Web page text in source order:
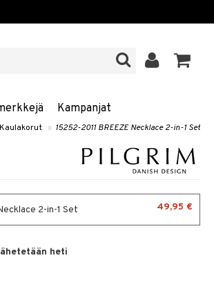
Kampanjat
Kaulakorut » 15252-2011 BREEZE Necklace 2-in-1 Set
2-in-1 Set 49,95 €
heti